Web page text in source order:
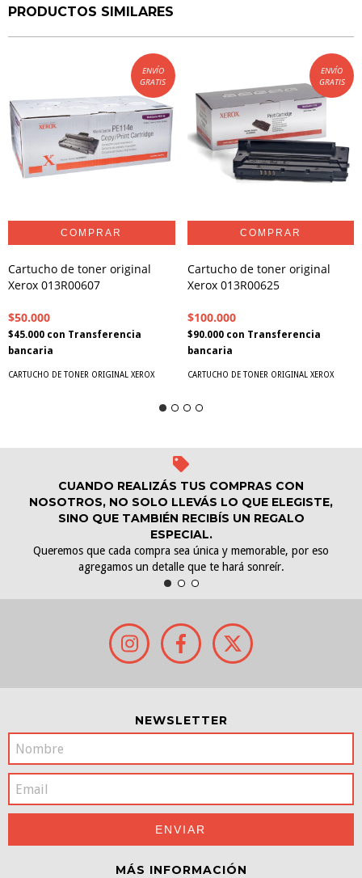
PRODUCTOS SIMILARES
ENVÍO
GRATIS
Cartucho de toner original
Xerox 013R00607
$50.000
$45.000 con Transferencia
bancaria
CARTUCHO DE TONER ORIGINAL XEROX
ENVÍO
GRATIS
Cartucho de toner original
Xerox 013R00625
$100.000
$90.000 con Transferencia
bancaria
CARTUCHO DE TONER ORIGINAL XEROX
CUANDO REALIZÁS TUS COMPRAS CON
NOSOTROS, NO SOLO LLEVÁS LO QUE ELEGISTE,
SINO QUE TAMBIÉN RECIBÍS UN REGALO
ESPECIAL.
Queremos que cada compra sea única y memorable, por eso
agregamos un detalle que te hará sonreír.
NEWSLETTER
MÁS INFORMACIÓN